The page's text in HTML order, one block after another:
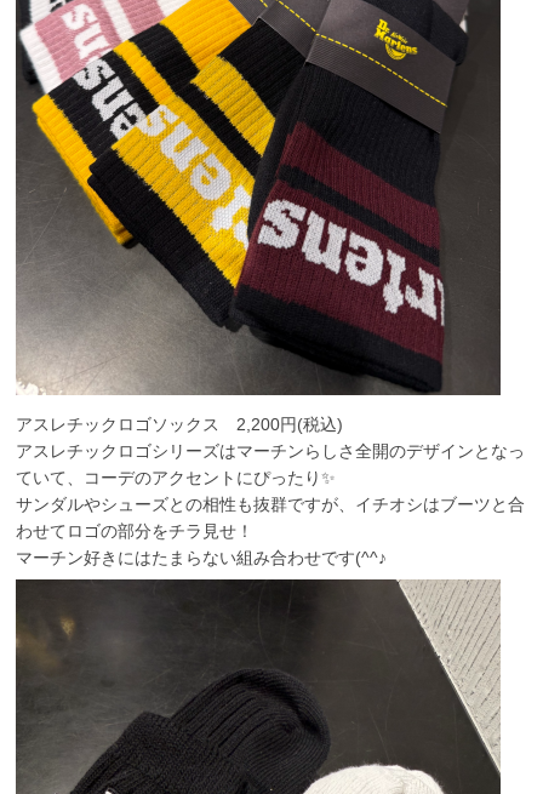
アスレチックロゴソックス 2,200円(税込)
アスレチックロゴシリーズはマーチンらしさ全開のデザインとなっ
ていて、コーデのアクセントにぴったり✨
サンダルやシューズとの相性も抜群ですが、イチオシはブーツと合
わせてロゴの部分をチラ見せ！
マーチン好きにはたまらない組み合わせです(^^♪